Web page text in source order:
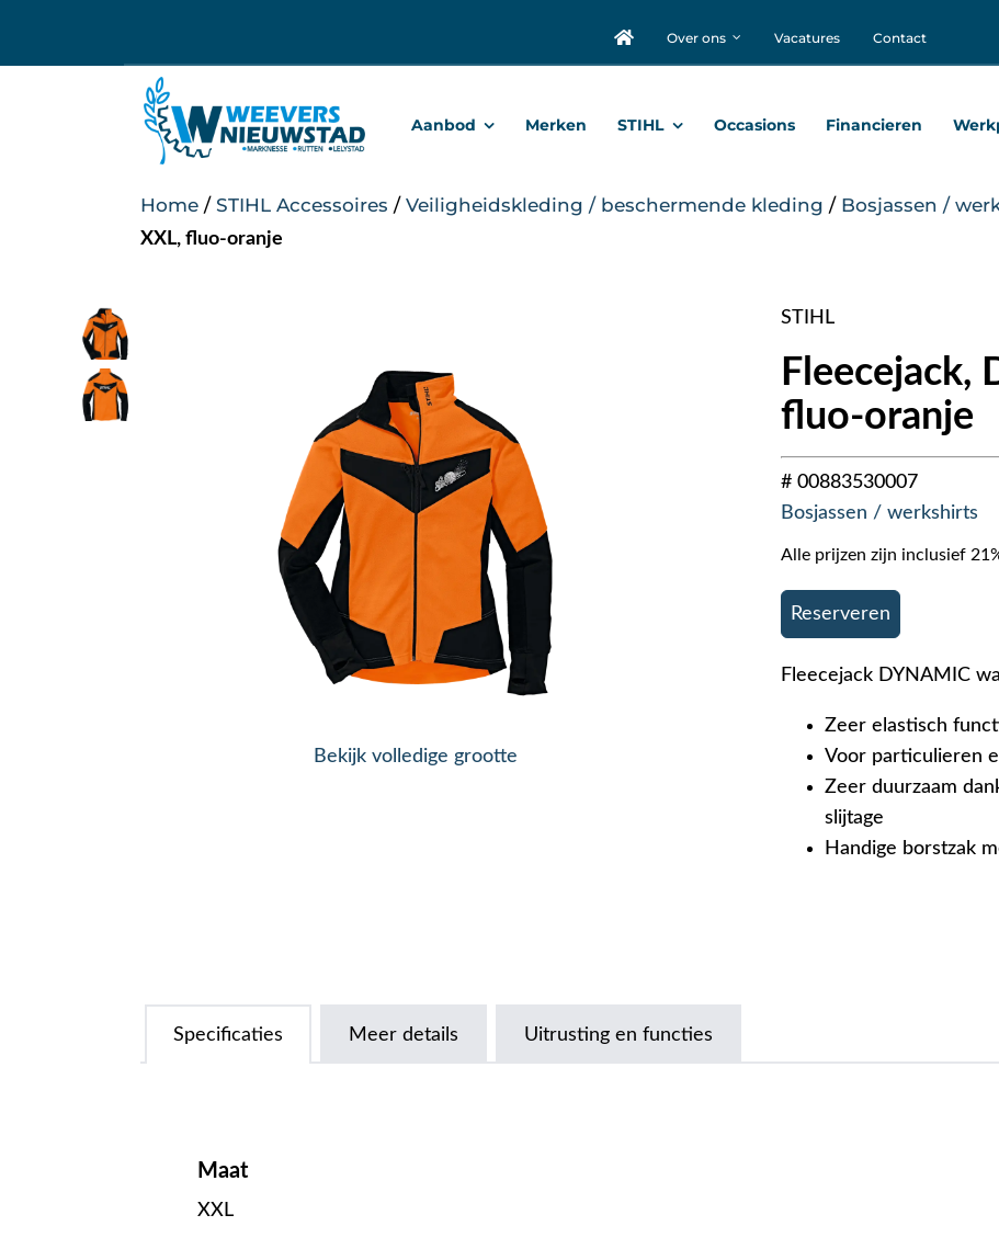
Over ons Vacatures Contact
Aanbod Merken STIHL Occasions Financieren
Home / STIHL Accessoires / Veiligheidskleding / beschermende kleding / Bosjassen /
XXL, fluo-oranje
Bekijk volledige grootte
STIHL
Fleecejack,
fluo-oranje
# 00883530007
Bosjassen / werkshirts
Alle prijzen zijn inclusief
Reserveren
Fleecejack DYNAMIC
Zeer elastisch
Voor particulieren
Zeer duurzaam
slijtage
Handige borstzak
Specificaties Meer details Uitrusting en functies
Maat
XXL